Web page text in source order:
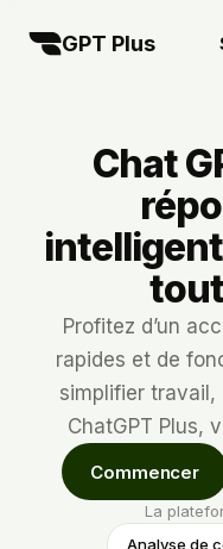
GPT Plus
Chat
Profitez d’un
rapides et de
simplifier
ChatGPT Plus,
Commencer
La
Analyse de